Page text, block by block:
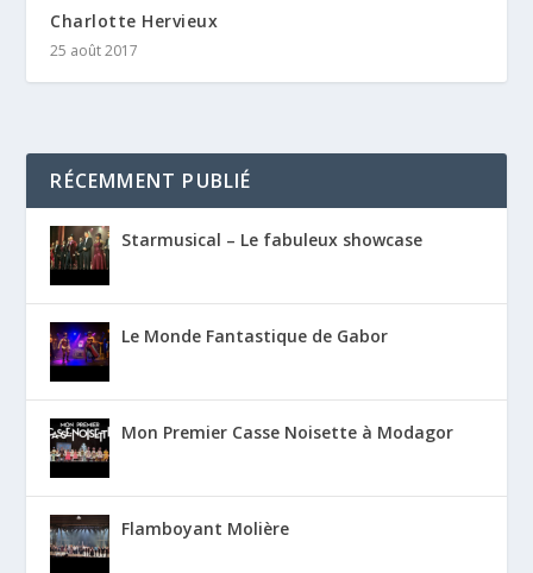
Charlotte Hervieux
25 août 2017
RÉCEMMENT PUBLIÉ
Starmusical – Le fabuleux showcase
Le Monde Fantastique de Gabor
Mon Premier Casse Noisette à Modagor
Flamboyant Molière